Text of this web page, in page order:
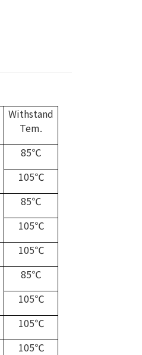
Withstand
Tem.
85℃
105℃
85℃
105℃
105℃
85℃
105℃
105℃
105℃